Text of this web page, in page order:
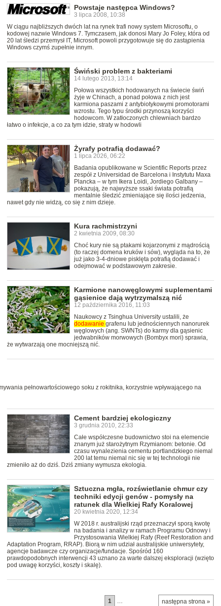
Powstaje następca Windows?
3 lipca 2008, 10:38
W ciągu najbliższych dwóch lat na rynek trafi nowy system Microsoftu, o
kodowej nazwie Windows 7. Tymczasem, jak donosi Mary Jo Foley, która od
20 lat śledzi przemysł IT, Microsoft powoli przygotowuje się do zastąpienia
Windows czymś zupełnie innym.
Świński problem z bakteriami
14 lutego 2013, 13:14
Połowa wszystkich hodowanych na świecie świń
żyje w Chinach, a ponad połowa z nich jest
karmiona paszami z antybiotykowymi promotorami
wzrostu. Tego typu środki przynoszą korzyści
hodowcom. W zatłoczonych chlewniach bardzo
łatwo o infekcje, a co za tym idzie, straty w hodowli
Żyrafy potrafią dodawać?
1 lipca 2026, 06:22
Badania opublikowane w Scientific Reports przez
zespół z Universidad de Barcelona i Instytutu Maxa
Plancka – w tym Ikera Loidi, Jordiego Galbany –
pokazują, że najwyższe ssaki świata potrafią
mentalnie śledzić zmieniające się ilości jedzenia,
nawet gdy nie widzą, co się z nim dzieje.
Kura rachmistrzyni
2 kwietnia 2009, 08:30
Choć kury nie są ptakami kojarzonymi z mądrością
(to raczej domena kruków i sów), wygląda na to, że
już jako 3-4-dniowe pisklęta potrafią dodawać i
odejmować w podstawowym zakresie.
Karmione nanowęglowymi suplementami
gąsienice dają wytrzymalszą nić
12 października 2016, 11:03
Naukowcy z Tsinghua University ustalili, że
dodawanie grafenu lub jednościennych nanorurek
węglowych (ang. SWNTs) do karmy dla gąsienic
jedwabników morwowych (Bombyx mori) sprawia,
że wytwarzają one mocniejszą nić.
pełnowartościowego soku z rokitnika, korzystnie wpływającego na
Cement bardziej ekologiczny
3 grudnia 2010, 22:33
Całe współczesne budownictwo stoi na elemencie
znanym już starożytnym Rzymianom: betonie. Od
czasu wynalezienia cementu portlandzkiego niemal
200 lat temu niemal nic się w tej technologii nie
zmieniło aż do dziś. Dziś zmiany wymusza ekologia.
Sztuczna mgła, rozświetlanie chmur czy
techniki edycji genów - pomysły na
ratunek dla Wielkiej Rafy Koralowej
20 kwietnia 2020, 12:34
W 2018 r. australijski rząd przeznaczył sporą kwotę
na badania i analizy w ramach Programu Odnowy i
Przystosowania Wielkiej Rafy (Reef Restoration and
Adaptation Program, RRAP). Biorą w nim udział australijskie uniwersytety,
agencje badawcze czy organizacje/fundacje. Spośród 160
prawdopodobnych interwencji 43 uznano za warte dalszej eksploracji (wzięto
pod uwagę korzyści, koszty i skalę).
następna strona »
1 …